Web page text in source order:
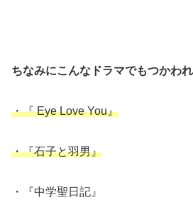
ちなみにこんなドラマでもつかわ
・『 Eye Love You』
・『石子と羽男』
・『中学聖日記』